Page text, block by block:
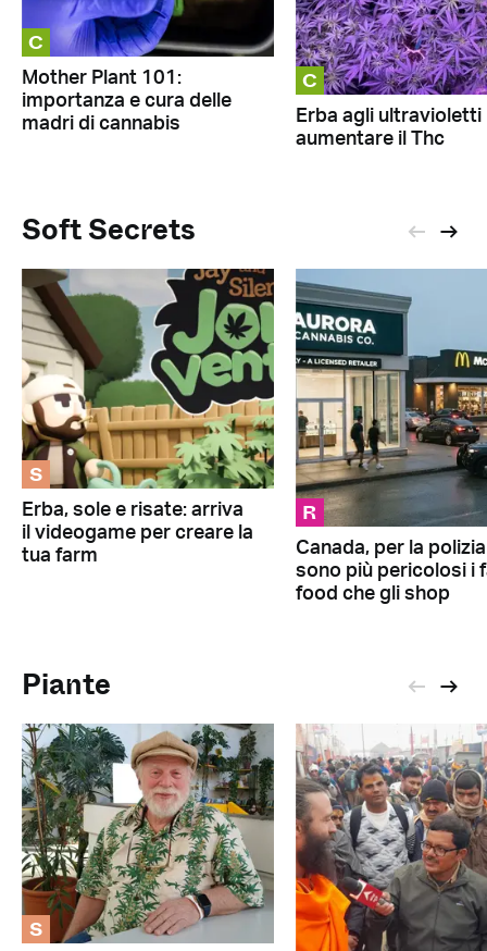
C
Mother Plant 101:
importanza e cura delle
madri di cannabis
C
Erba agli ultravioletti
aumentare il Thc
Soft Secrets
S
Erba, sole e risate: arriva
il videogame per creare la
tua farm
R
Canada, per la polizia
sono più pericolosi i
food che gli shop
Piante
S